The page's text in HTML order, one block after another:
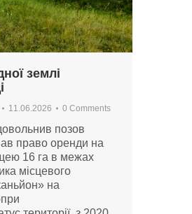
землі
11.06.2026 0 Comments
позов
право оренди на
16 га в межах
місцевого
на